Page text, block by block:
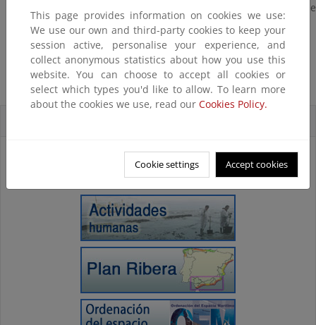
Convenio relativo a la intervención en alta mar en caso de
contaminación por hidrocarburos (convenio intervención)
Convenio sobre salvamento marítimo
Convenio sobre búsqueda y rescate (convenio SAR)
This page provides information on cookies we use:
We use our own and third-party cookies to keep your
session active, personalise your experience, and
collect anonymous statistics about how you use this
website. You can choose to accept all cookies or
select which types you'd like to allow. To learn more
about the cookies we use, read our Cookies Policy.
Cookie settings Accept cookies